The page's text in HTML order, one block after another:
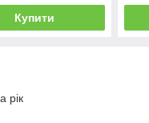
Купити
рік